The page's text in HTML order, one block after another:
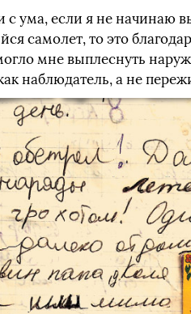
с ума, если я не начинаю
самолет, то это
мне выплеснуть
наблюдатель, а не